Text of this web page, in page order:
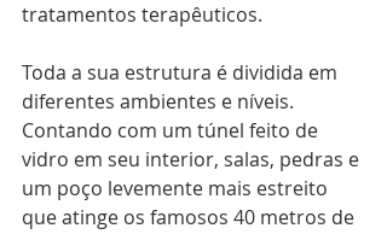
tratamentos terapêuticos.
Toda a sua estrutura é dividida em
diferentes ambientes e níveis.
Contando com um túnel feito de
vidro em seu interior, salas, pedras e
um poço levemente mais estreito
que atinge os famosos 40 metros de